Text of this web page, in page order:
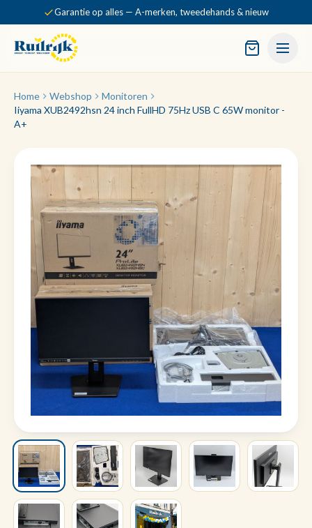
Garantie op alles — A-merken, tweedehands & nieuw
Home Webshop
Monitoren
Iiyama XUB2492hsn 24 inch FullHD 75Hz USB C 65W monitor -
A+